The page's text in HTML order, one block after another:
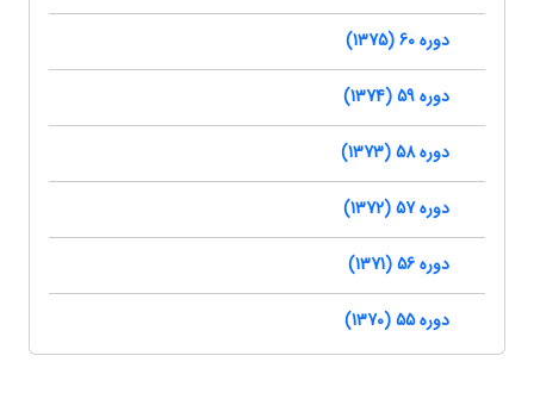
دوره 60 (1375)
دوره 59 (1374)
دوره 58 (1373)
دوره 57 (1372)
دوره 56 (1371)
دوره 55 (1370)